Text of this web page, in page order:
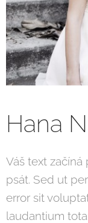
Hana
Váš text začíná
psát. Sed ut
error sit
laudantium